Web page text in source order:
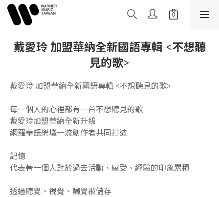
戴愛玲 加盟華納全新國語專輯 <不想聽
見的歌>
戴愛玲 加盟華納全新國語專輯 <不想聽見的歌>
每一個人的心裡都有一首不想聽見的歌
戴愛玲加盟華納全新升級
網羅華語樂壇一流創作者共同打造
記憶
代表著一個人對於過去活動、感受、經驗的印象累積
透過聽覺、視覺、觸覺被儲存